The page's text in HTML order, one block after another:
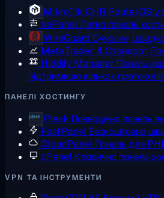
MikroTik CHR RouterOS у
aaPanelЛегка панель
WireGuard Сучасне,
MetaTrader 4 Стандарт
Hiddify Manager Панель
підтримкою кількох
ПАНЕЛІ ХОСТИНГУ
Plesk Повноцінна панель
FastPanelБезкоштовна
CloudPanel Панель для
cPanelКласична панель
VPN ТА ІНСТРУМЕНТИ